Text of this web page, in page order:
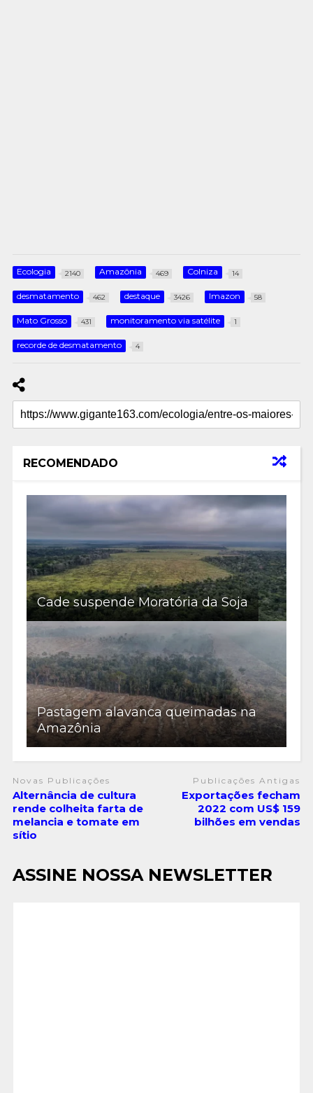
Ecologia 2140 Amazônia 469 Colniza 14
desmatamento 462 destaque 3426 Imazon 58
Mato Grosso 431 monitoramento via satélite 1
recorde de desmatamento 4
RECOMENDADO
Cade suspende Moratória da Soja
Pastagem alavanca queimadas na
Amazônia
Novas Publicações
Alternância de cultura
rende colheita farta de
melancia e tomate em
sítio
Publicações Antigas
Exportações fecham
2022 com US$ 159
bilhões em vendas
ASSINE NOSSA NEWSLETTER